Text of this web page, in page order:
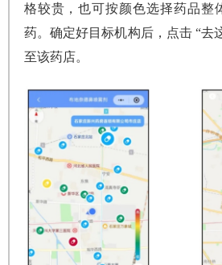
格较贵，也可按颜色选择药品整
药。确定好目标机构后，点击 “去
至该药店。